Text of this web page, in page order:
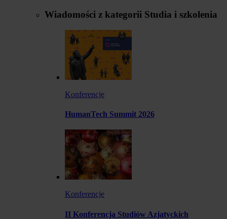
Wiadomości z kategorii Studia i szkolenia
Konferencje
HumanTech Summit 2026
Konferencje
II Konferencja Studiów Azjatyckich